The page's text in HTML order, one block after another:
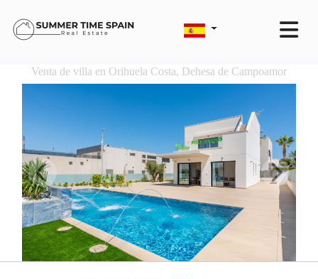
Venta de villa en Orihuela Costa, Dehesa de Campoamor